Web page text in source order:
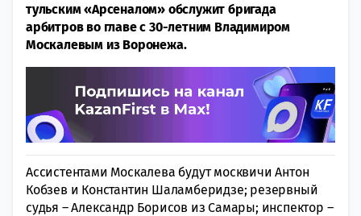
тульским «Арсеналом» обслужит бригада
арбитров во главе с 30-летним Владимиром
Москалевым из Воронежа.
Ассистентами Москалева будут москвичи Антон
Кобзев и Константин Шаламберидзе; резервный
судья – Александр Борисов из Самары; инспектор –